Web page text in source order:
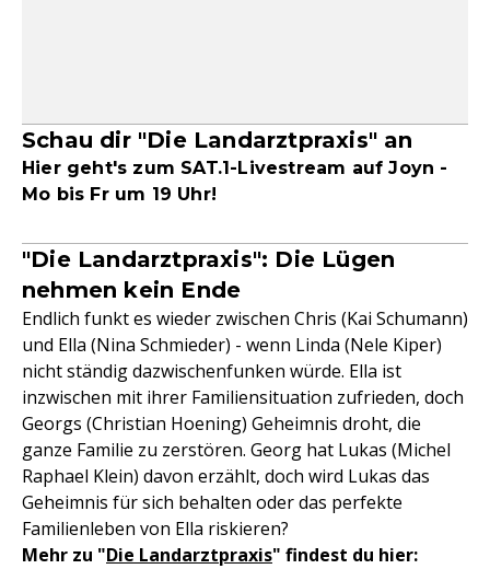
Schau dir "Die Landarztpraxis" an
Hier geht's zum SAT.1-Livestream auf Joyn -
Mo bis Fr um 19 Uhr!
"Die Landarztpraxis": Die Lügen
nehmen kein Ende
Endlich funkt es wieder zwischen Chris (Kai Schumann)
und Ella (Nina Schmieder) - wenn Linda (Nele Kiper)
nicht ständig dazwischenfunken würde. Ella ist
inzwischen mit ihrer Familiensituation zufrieden, doch
Georgs (Christian Hoening) Geheimnis droht, die
ganze Familie zu zerstören. Georg hat Lukas (Michel
Raphael Klein) davon erzählt, doch wird Lukas das
Geheimnis für sich behalten oder das perfekte
Familienleben von Ella riskieren?
Mehr zu "Die Landarztpraxis" findest du hier: